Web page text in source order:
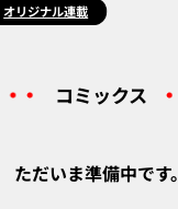
オリジナル連載
コミックス
ただいま準備中です。